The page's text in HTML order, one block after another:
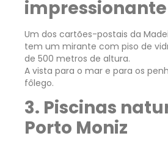
impressionante
Um dos cartões-postais da
tem um mirante com piso de
de 500 metros de altura.
A vista para o mar e para os
fôlego.
3. Piscinas
Porto Moniz